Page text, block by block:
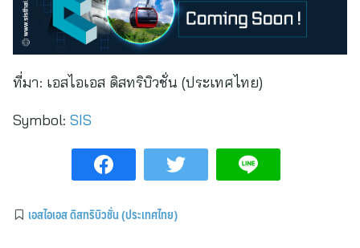
ที่มา: เอสไอเอส ดิสทริบิวชั่น (ประเทศไทย)
Symbol: SIS
เอสไอเอส ดิสทริบิวชั่น (ประเทศไทย)